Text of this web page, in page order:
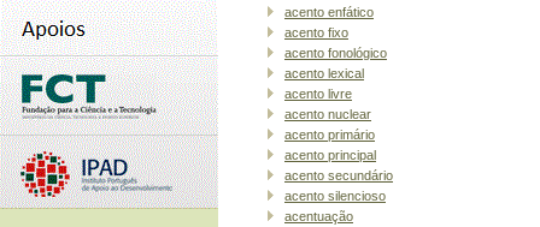
acento enfático
acento fixo
acento fonológico
acento lexical
acento livre
acento nuclear
acento primário
acento principal
acento secundário
acento silencioso
acentuação